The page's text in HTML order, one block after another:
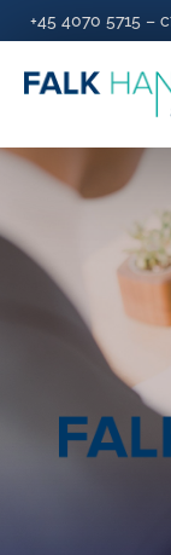
+45 4070 5715 –